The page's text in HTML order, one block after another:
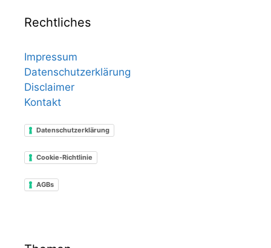
Rechtliches
Impressum
Datenschutzerklärung
Disclaimer
Kontakt
Datenschutzerklärung
Cookie-Richtlinie
AGBs